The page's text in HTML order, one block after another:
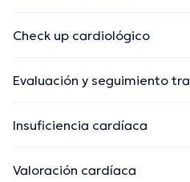
Check up cardiológico
Evaluación y seguimiento
Insuficiencia cardíaca
Valoración cardíaca